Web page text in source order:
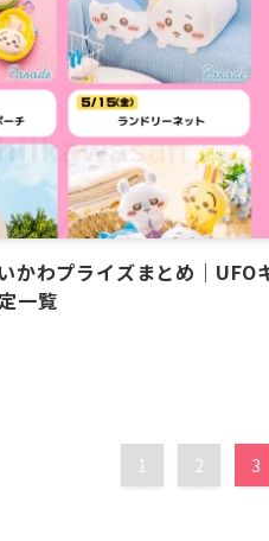
かわプライズまとめ｜UFO
一覧
1 2 3